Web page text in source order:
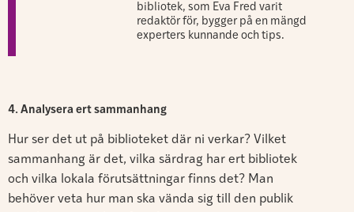
bibliotek, som Eva Fred varit
redaktör för, bygger på en mängd
experters kunnande och tips.
4. Analysera ert sammanhang
Hur ser det ut på biblioteket där ni verkar? Vilket
sammanhang är det, vilka särdrag har ert bibliotek
och vilka lokala förutsättningar finns det? Man
behöver veta hur man ska vända sig till den publik